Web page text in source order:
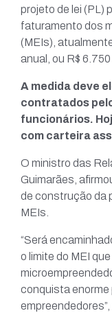
projeto de lei (PL)
faturamento dos
(MEIs),
anual, ou R$ 6.750
A medida deve
contratados
funcionários.
com carteira
O ministro das
Guimarães,
de construção da
MEIs.
“Será
o limite do MEI
conquista enorme
empreendedores”,